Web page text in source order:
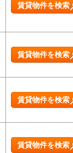
賃貸物件を検索
賃貸物件を検索
賃貸物件を検索
賃貸物件を検索